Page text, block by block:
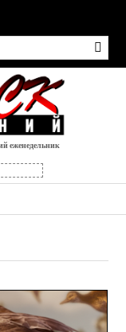
еженедельник